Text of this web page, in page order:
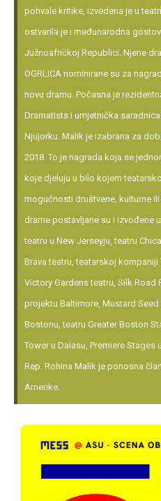
pohvale kritike, izvedena je u
ostvarila je i međunarodna
Južnoafričkoj Republici. Njene
OGRLICA nominirane su za
novu dramu. Počasna je
Dramatists i umjetnička
Njujorku. Malik je izabrana za
2018. To je nagrada koja se
koje djeluju u bilo kojem
mogućnosti društvene, kulturne
drame postavljane su i izvođene
teatru u New Jerseyju, teatru
Brava teatru, teatarskoj kompaniji
Victory Gardens teatru, Silk Road
projektu Baltimore, Mustard Seed
Bostonu, teatru Greater Boston
Tower u Dalasu, Premiere Stages
Rep. Rohina Malik je ponosna
Amerike.